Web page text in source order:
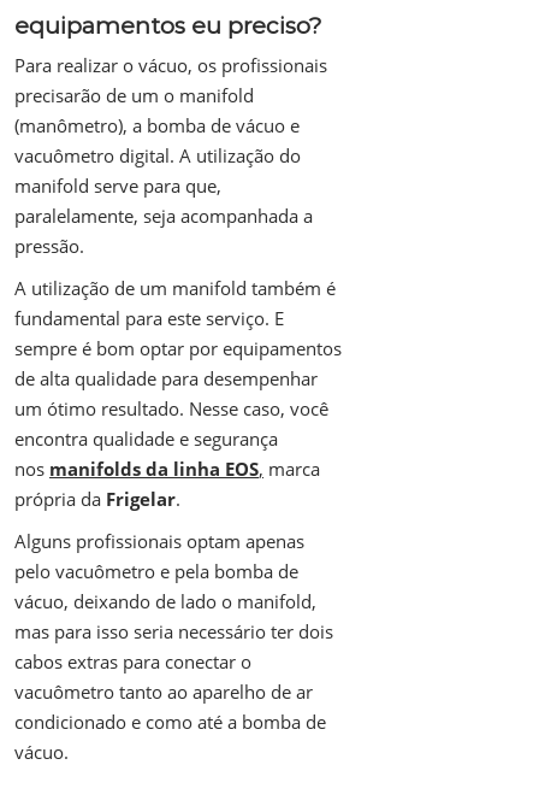
equipamentos eu preciso?
Para realizar o vácuo, os profissionais
precisarão de um o manifold
(manômetro), a bomba de vácuo e
vacuômetro digital. A utilização do
manifold serve para que,
paralelamente, seja acompanhada a
pressão.
A utilização de um manifold também é
fundamental para este serviço. E
sempre é bom optar por equipamentos
de alta qualidade para desempenhar
um ótimo resultado. Nesse caso, você
encontra qualidade e segurança
nos manifolds da linha EOS, marca
própria da Frigelar.
Alguns profissionais optam apenas
pelo vacuômetro e pela bomba de
vácuo, deixando de lado o manifold,
mas para isso seria necessário ter dois
cabos extras para conectar o
vacuômetro tanto ao aparelho de ar
condicionado e como até a bomba de
vácuo.